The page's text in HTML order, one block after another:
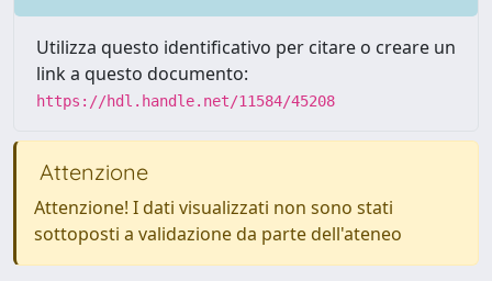
Utilizza questo identificativo per citare o creare un
link a questo documento:
https://hdl.handle.net/11584/45208
Attenzione
Attenzione! I dati visualizzati non sono stati
sottoposti a validazione da parte dell'ateneo